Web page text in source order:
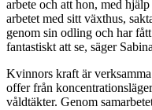
arbete och att hon, med
arbetet med sitt växthus,
genom sin odling och har
fantastiskt att se, säger
Kvinnors kraft är
offer från
våldtäkter. Genom